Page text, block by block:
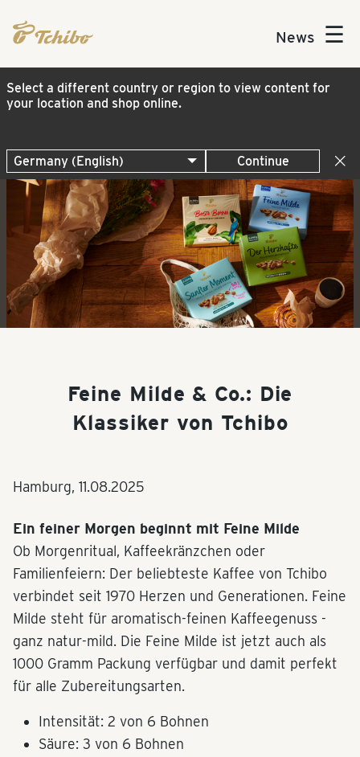
News ☰
Select a different country or region to view content for
your location and shop online.
Continue
Feine Milde & Co.: Die
Klassiker von Tchibo
Hamburg, 11.08.2025
Ein feiner Morgen beginnt mit Feine Milde
Ob Morgenritual, Kaffeekränzchen oder
Familienfeiern: Der beliebteste Kaffee von Tchibo
verbindet seit 1970 Herzen und Generationen. Feine
Milde steht für aromatisch-feinen Kaffeegenuss -
ganz natur-mild. Die Feine Milde ist jetzt auch als
1000 Gramm Packung verfügbar und damit perfekt
für alle Zubereitungsarten.
Intensität: 2 von 6 Bohnen
Säure: 3 von 6 Bohnen